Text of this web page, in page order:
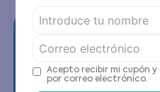
Acepto recibir mi cupón y
por correo electrónico.